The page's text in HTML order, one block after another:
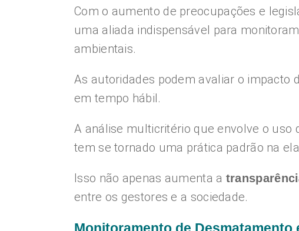
Com o aumento de preocupações e
uma aliada indispensável para
ambientais.
As autoridades podem avaliar o impacto
em tempo hábil.
A análise multicritério que envolve o uso
tem se tornado uma prática padrão na
Isso não apenas aumenta a
entre os gestores e a sociedade.